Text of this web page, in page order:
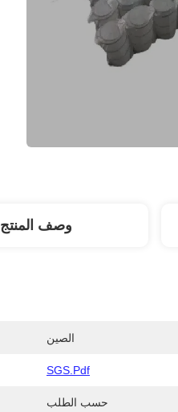
وصف المنتج
الصين
SGS.pdf
حسب الطلب